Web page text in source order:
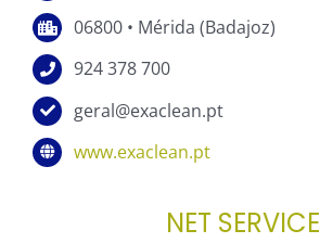
06800 • Mérida (Badajoz)
924 378 700
geral@exaclean.pt
www.exaclean.pt
NET SERVICE